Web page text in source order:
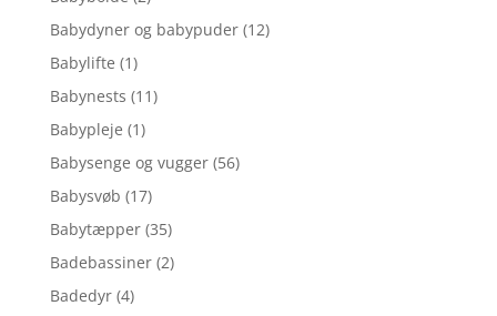
Babydyner og babypuder (12)
Babylifte (1)
Babynests (11)
Babypleje (1)
Babysenge og vugger (56)
Babysvøb (17)
Babytæpper (35)
Badebassiner (2)
Badedyr (4)